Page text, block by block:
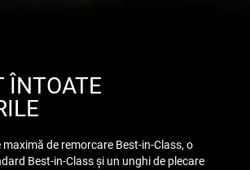
ÎNTOATE
de remorcare Best-in-Class, o
Best-in-Class și un unghi de plecare